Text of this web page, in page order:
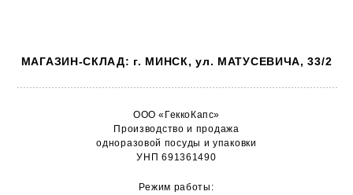
МАГАЗИН-СКЛАД: г. МИНСК, ул. МАТУСЕВИЧА, 33/2
ООО «ГеккоКапс»
Производство и продажа
одноразовой посуды и упаковки
УНП 691361490
Режим работы: